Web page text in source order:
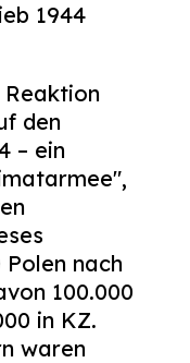
1944
den
– ein
nach
100.000
in KZ.
waren